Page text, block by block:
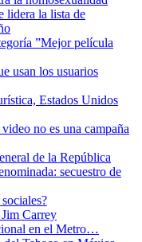
lidera la lista de
”Mejor película
usan los usuarios
Estados Unidos
no es una campaña
de la República
secuestro de
Carrey
en el Metro…